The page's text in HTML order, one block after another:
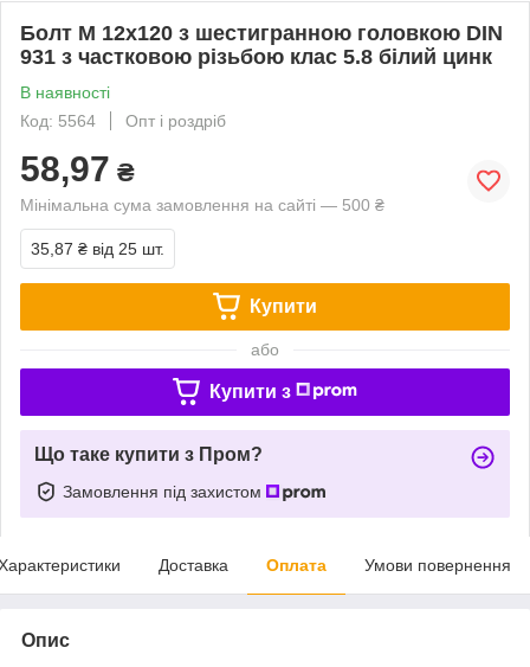
Болт М 12х120 з шестигранною головкою DIN
931 з частковою різьбою клас 5.8 білий цинк
В наявності
Код: 5564
Опт і роздріб
58,97 ₴
Мінімальна сума замовлення на сайті — 500 ₴
35,87 ₴ від 25 шт.
Купити
або
Купити з
Що таке купити з Пром?
Замовлення під захистом
Доставка Оплата Умови повернення
Опис